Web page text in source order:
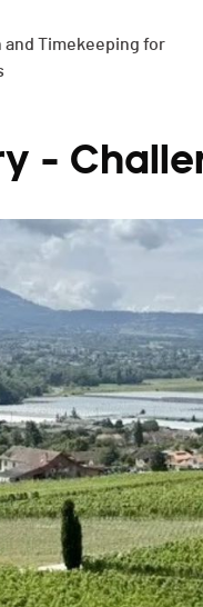
and Timekeeping for
-